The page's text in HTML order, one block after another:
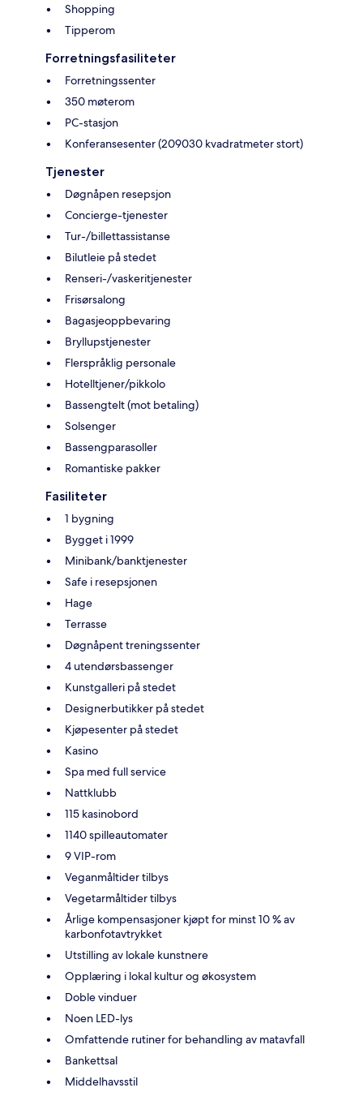
Shopping
Tipperom
Forretningsfasiliteter
Forretningssenter
350 møterom
PC-stasjon
Konferansesenter (209030 kvadratmeter stort)
Tjenester
Døgnåpen resepsjon
Concierge-tjenester
Tur-/billettassistanse
Bilutleie på stedet
Renseri-/vaskeritjenester
Frisørsalong
Bagasjeoppbevaring
Bryllupstjenester
Flerspråklig personale
Hotelltjener/pikkolo
Bassengtelt (mot betaling)
Solsenger
Bassengparasoller
Romantiske pakker
Fasiliteter
1 bygning
Bygget i 1999
Minibank/banktjenester
Safe i resepsjonen
Hage
Terrasse
Døgnåpent treningssenter
4 utendørsbassenger
Kunstgalleri på stedet
Designerbutikker på stedet
Kjøpesenter på stedet
Kasino
Spa med full service
Nattklubb
115 kasinobord
1140 spilleautomater
9 VIP-rom
Veganmåltider tilbys
Vegetarmåltider tilbys
Årlige kompensasjoner kjøpt for minst 10 % av
karbonfotavtrykket
Utstilling av lokale kunstnere
Opplæring i lokal kultur og økosystem
Doble vinduer
Noen LED-lys
Omfattende rutiner for behandling av matavfall
Bankettsal
Middelhavsstil